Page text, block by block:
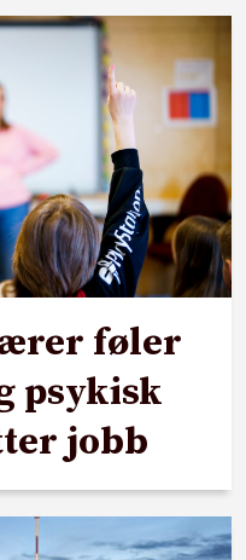
føler
psykisk
jobb